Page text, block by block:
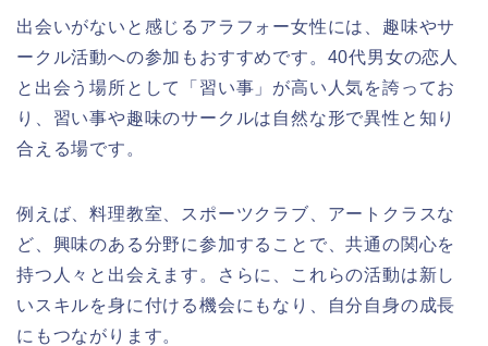
出会いがないと感じるアラフォー女性には、趣味やサ
ークル活動への参加もおすすめです。40代男女の恋人
と出会う場所として「習い事」が高い人気を誇ってお
り、習い事や趣味のサークルは自然な形で異性と知り
合える場です。
例えば、料理教室、スポーツクラブ、アートクラスな
ど、興味のある分野に参加することで、共通の関心を
持つ人々と出会えます。さらに、これらの活動は新し
いスキルを身に付ける機会にもなり、自分自身の成長
にもつながります。